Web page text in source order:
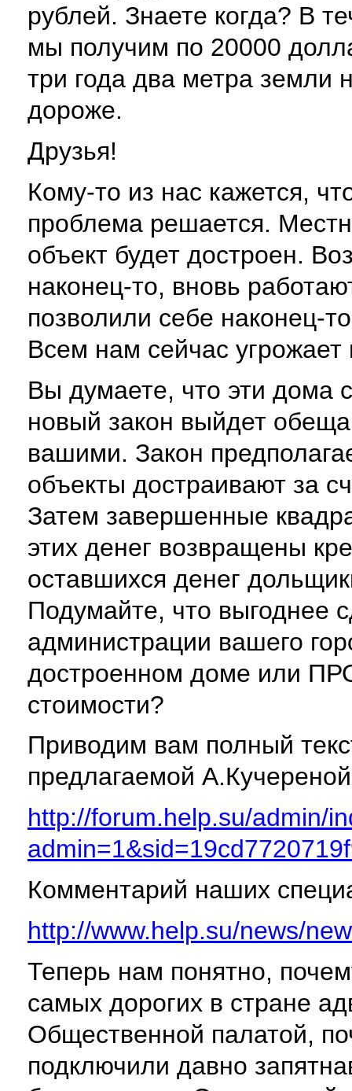
рублей. Знаете когда? В
мы получим по 20000
три года два метра земли
дороже.
Друзья!
Кому-то из нас кажется,
проблема решается.
объект будет достроен.
наконец-то, вновь
позволили себе наконец-
Всем нам сейчас угрожает
Вы думаете, что эти дома
новый закон выйдет
вашими. Закон
объекты достраивают за
Затем завершенные
этих денег возвращены
оставшихся денег
Подумайте, что выгоднее
администрации вашего
достроенном доме или
стоимости?
Приводим вам полный
предлагаемой
http://forum.help.su/admin/
Комментарий наших
http://www.help.su/news/
Теперь нам понятно,
самых дорогих в стране
Общественной палатой,
подключили давно